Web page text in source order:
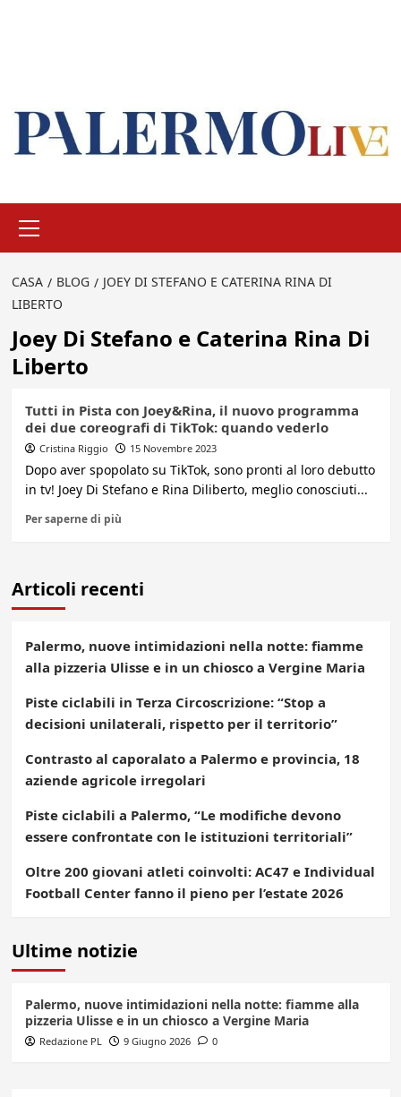
principale
CASA BLOG
JOEY DI STEFANO E CATERINA RINA DI
LIBERTO
Joey Di Stefano e Caterina Rina Di
Liberto
Tutti in Pista con Joey&Rina, il nuovo programma
dei due coreografi di TikTok: quando vederlo
Cristina Riggio 15 Novembre 2023
Dopo aver spopolato su TikTok, sono pronti al loro debutto
in tv! Joey Di Stefano e Rina Diliberto, meglio conosciuti...
Per saperne di più
Articoli recenti
Palermo, nuove intimidazioni nella notte: fiamme
alla pizzeria Ulisse e in un chiosco a Vergine Maria
Piste ciclabili in Terza Circoscrizione: “Stop a
decisioni unilaterali, rispetto per il territorio”
Contrasto al caporalato a Palermo e provincia, 18
aziende agricole irregolari
Piste ciclabili a Palermo, “Le modifiche devono
essere confrontate con le istituzioni territoriali”
Oltre 200 giovani atleti coinvolti: AC47 e Individual
Football Center fanno il pieno per l’estate 2026
Ultime notizie
Palermo, nuove intimidazioni nella notte: fiamme alla
pizzeria Ulisse e in un chiosco a Vergine Maria
Redazione PL 9 Giugno 2026 0